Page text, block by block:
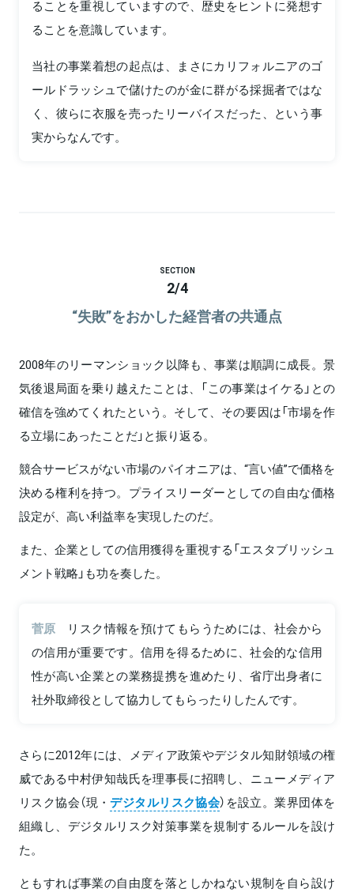
ることを重視していますので、歴史をヒントに発想す
ることを意識しています。
当社の事業着想の起点は、まさにカリフォルニアのゴ
ールドラッシュで儲けたのが金に群がる採掘者ではな
く、彼らに衣服を売ったリーバイスだった、という事
実からなんです。
SECTION
2/4
“失敗”をおかした経営者の共通点
2008年のリーマンショック以降も、事業は順調に成長。景
気後退局面を乗り越えたことは、「この事業はイケる」との
確信を強めてくれたという。そして、その要因は「市場を作
る立場にあったことだ」と振り返る。
競合サービスがない市場のパイオニアは、“言い値”で価格を
決める権利を持つ。プライスリーダーとしての自由な価格
設定が、高い利益率を実現したのだ。
また、企業としての信用獲得を重視する「エスタブリッシュ
メント戦略」も功を奏した。
菅原
リスク情報を預けてもらうためには、社会から
の信用が重要です。信用を得るために、社会的な信用
性が高い企業との業務提携を進めたり、省庁出身者に
社外取締役として協力してもらったりしたんです。
さらに2012年には、メディア政策やデジタル知財領域の権
威である中村伊知哉氏を理事長に招聘し、ニューメディア
リスク協会（現・デジタルリスク協会）を設立。業界団体を
組織し、デジタルリスク対策事業を規制するルールを設け
た。
ともすれば事業の自由度を落としかねない規制を自ら設け